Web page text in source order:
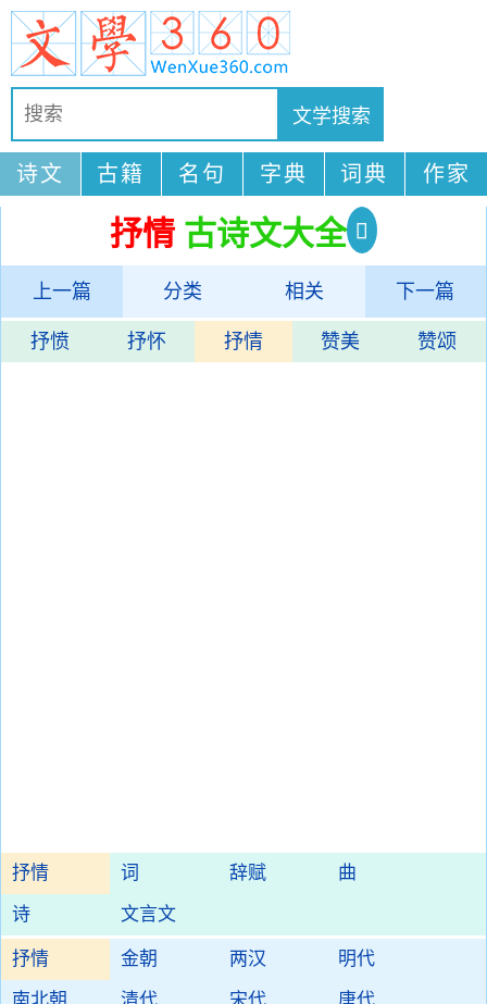
诗文 古籍 名句 字典 词典 作家
抒情 古诗文大全
上一篇 分类 相关 下一篇
抒愤 抒怀 抒情 赞美 赞颂
抒情 词 辞赋
曲
诗
文言文
抒情 金朝 两汉
明代